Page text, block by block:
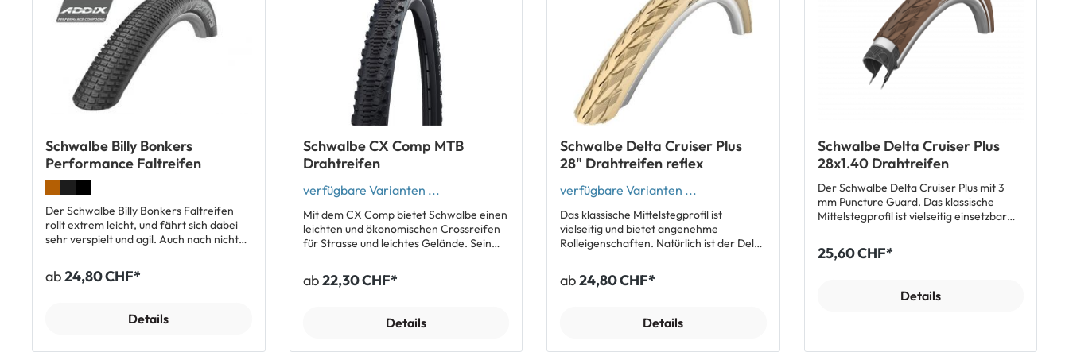
Offenes, aggressives Profil Sehr guter
Grip Hervorragende Selbstreinigung
Tubeless Easy E-Bike 50 geeignet
Lieferumfang: 1 x Schwalbe Big Betty
anzeigen Alle Modelle Schwalbe Magic
Mary anzeigen (Empfehlung für
Vorderrad)
Tubeless Easy E-Bike 50 geeignet
Lieferumfang: 1 x Schwalbe Big Betty
Mary anzeigen (Empfehlung für
Vorderrad)
Offenes, aggressives Profil Sehr guter
Tubeless Easy E-Bike 50 geeignet
Lieferumfang: 1 x Schwalbe Big Betty
anzeigen Alle Modelle Schwalbe Magic
Mary anzeigen (Empfehlung für
Vorderrad)
Microverzahnung Addix Compount
Verwendung mit Schlauch Lieferumfang:
1 x Schwalbe Billy Bonkers Drahtreifen
Alle Modell Schwalbe Billy Bonkers
anzeigen
Schwalbe Billy Bonkers
Performance Faltreifen
Der Schwalbe Billy Bonkers Faltreifen
rollt extrem leicht, und fährt sich dabei
sehr verspielt und agil. Auch nach nicht
und Sprüngen zeigt sich das
Leichtgewicht ausgesprochen gutmütig
Profildesign ist mit maximaler
Microverzahnung für staubige
ab24,80 CHF*
Details
Schwalbe CX Comp MTB
Drahtreifen
verfügbare Varianten ...
Mit dem CX Comp bietet Schwalbe einen
leichten und ökonomischen Crossreifen
für Strasse und leichtes Gelände. Sein
unterstützt den guten Kurvengrip und der
leichte Lauf ist sehr überzeugend.
Schwalbe für variable Einsätze
Intelligentes Semi-Slick Profil für schnelle
ab22,30 CHF*
Details
Schwalbe Delta Cruiser Plus
28" Drahtreifen reflex
verfügbare Varianten ...
Das klassische Mittelstegprofil ist
vielseitig und bietet angenehme
Rolleigenschaften. Natürlich ist der Delta
Reflexstreifen ausgestattet. Der Delta
Cruiser Plus mit 3 mm Puncture Guard
ab24,80 CHF*
Details
Schwalbe Delta Cruiser Plus
28x1.40 Drahtreifen
Der Schwalbe Delta Cruiser Plus mit 3
mm Puncture Guard. Das klassische
Mittelstegprofil ist vielseitig einsetzbar
Rolleigenschaften. Natürlich ist der Delta
Cruiser Plus mit 50 EPI Karkasse und
25,60 CHF*
Details